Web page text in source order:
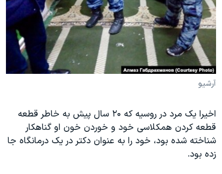
فرهنگ و زندگی
حقوق شهروندی
اقتصادی
علم و فناوری
اسرائیل در جنگ
آرشیو پخش زنده
مستندها
انتخابات ریاست جمهوری آمریکا ۲۰۲۴
حمله جمهوری اسلامی به اسرائیل
رمز مهسا
ورزش زنان در ایران
مجموعه مستندهای دادخواهی
تریبونال مردمی آبان ۹۸
دادگاه حمید نوری
دنبال کنید
زبانهای مختلف
آرشیو
اخیرا یک مرد در روسیه که ۲۰ سال پیش به خاطر قطعه
قطعه کردن همکلاسی خود و خوردن خون او گناهکار
شناخته شده بود، خود را به عنوان دکتر در یک درمانگاه جا
زده بود.